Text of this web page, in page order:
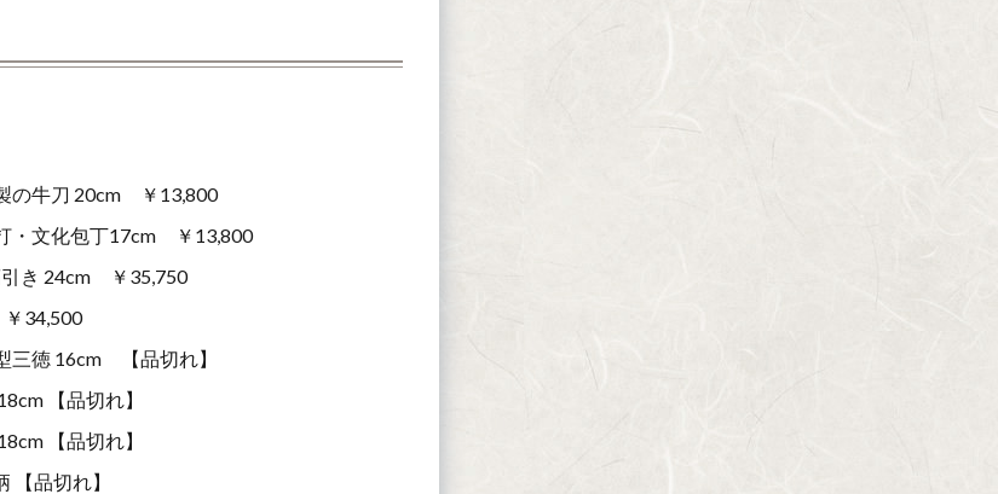
の牛刀 20cm ￥13,800
・文化包丁17cm ￥13,800
引き 24cm ￥35,750
34,500
三徳 16cm 【品切れ】
【品切れ】
【品切れ】
【品切れ】